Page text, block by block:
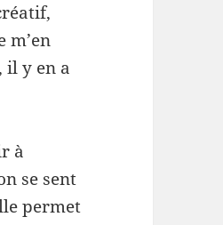
m’en
il y en a
à
se sent
permet